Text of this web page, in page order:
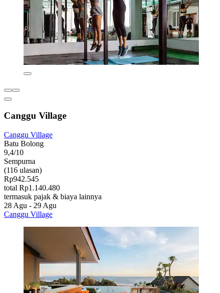
Canggu Village
Canggu Village
Batu Bolong
9,4/10
Sempurna
(116 ulasan)
Rp942.545
total Rp1.140.480
termasuk pajak & biaya lainnya
28 Agu - 29 Agu
Canggu Village